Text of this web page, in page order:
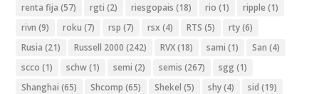
renta fija (57) rgti (2) riesgopais (18) rio (1) ripple (1)
rivn (9) roku (7) rsp (7) rsx (4) RTS (5) rty(6)
Rusia (21) Russell 2000 (242) RVX(18) sami (1) San (4)
scco (1) schw(1) semi (2) semis (267) sgg (1)
Shanghai (65) Shcomp (65) Shekel (5) shy(4) sid (19)